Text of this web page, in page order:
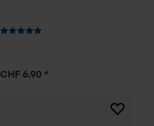
CHF 6.90 *